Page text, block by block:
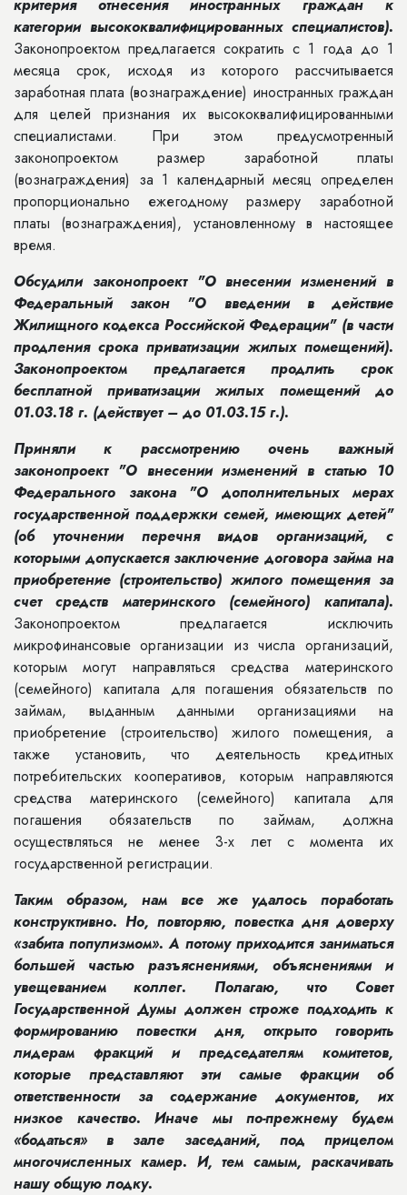
критерия отнесения иностранных граждан к
категории высококвалифицированных специалистов).
Законопроектом предлагается сократить с 1 года до 1
месяца срок, исходя из которого рассчитывается
заработная плата (вознаграждение) иностранных граждан
для целей признания их высококвалифицированными
специалистами. При этом предусмотренный
законопроектом размер заработной платы
(вознаграждения) за 1 календарный месяц определен
пропорционально ежегодному размеру заработной
платы (вознаграждения), установленному в настоящее
время.
Обсудили законопроект "О внесении изменений в
Федеральный закон "О введении в действие
Жилищного кодекса Российской Федерации" (в части
продления срока приватизации жилых помещений).
Законопроектом предлагается продлить срок
бесплатной приватизации жилых помещений до
01.03.18 г. (действует – до 01.03.15 г.).
Приняли к рассмотрению очень важный
законопроект "О внесении изменений в статью 10
Федерального закона "О дополнительных мерах
государственной поддержки семей, имеющих детей"
(об уточнении перечня видов организаций, с
которыми допускается заключение договора займа на
приобретение (строительство) жилого помещения за
счет средств материнского (семейного) капитала).
Законопроектом предлагается исключить
микрофинансовые организации из числа организаций,
которым могут направляться средства материнского
(семейного) капитала для погашения обязательств по
займам, выданным данными организациями на
приобретение (строительство) жилого помещения, а
также установить, что деятельность кредитных
потребительских кооперативов, которым направляются
средства материнского (семейного) капитала для
погашения обязательств по займам, должна
осуществляться не менее 3-х лет с момента их
государственной регистрации.
Таким образом, нам все же удалось поработать
конструктивно. Но, повторяю, повестка дня доверху
«забита популизмом». А потому приходится заниматься
большей частью разъяснениями, объяснениями и
увещеванием коллег. Полагаю, что Совет
Государственной Думы должен строже подходить к
формированию повестки дня, открыто говорить
лидерам фракций и председателям комитетов,
которые представляют эти самые фракции об
ответственности за содержание документов, их
низкое качество. Иначе мы по-прежнему будем
«бодаться» в зале заседаний, под прицелом
многочисленных камер. И, тем самым, раскачивать
нашу общую лодку.